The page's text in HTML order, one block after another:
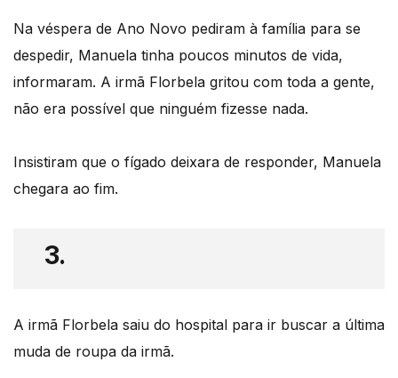
Na véspera de Ano Novo pediram à família para se
despedir, Manuela tinha poucos minutos de vida,
informaram. A irmã Florbela gritou com toda a gente,
não era possível que ninguém fizesse nada.
Insistiram que o fígado deixara de responder, Manuela
chegara ao fim.
3.
A irmã Florbela saiu do hospital para ir buscar a última
muda de roupa da irmã.